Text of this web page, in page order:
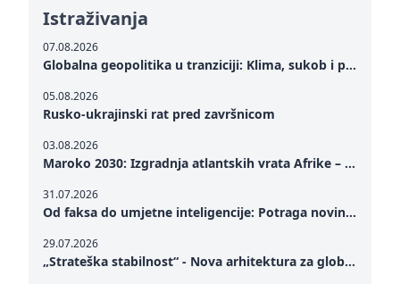
Istraživanja
07.08.2026
Globalna geopolitika u tranziciji: Klima, sukob i potraga za mirom
05.08.2026
Rusko-ukrajinski rat pred završnicom
03.08.2026
Maroko 2030: Izgradnja atlantskih vrata Afrike – od Tangera u Mediteranu do novog geopolitičkog koridora
31.07.2026
Od faksa do umjetne inteligencije: Potraga novinarstva za istinom u digitalnom dobu
29.07.2026
„Strateška stabilnost“ - Nova arhitektura za globalnu saradnju